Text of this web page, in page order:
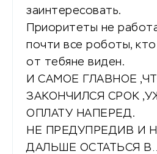
заинтересовать.
Приоритеты не
почти все роботы,
от тебяне виден.
И САМОЕ ГЛАВНОЕ
ЗАКОНЧИЛСЯ СРОК
ОПЛАТУ НАПЕРЕД.
НЕ ПРЕДУПРЕДИВ И
ДАЛЬШЕ ОСТАТЬСЯ